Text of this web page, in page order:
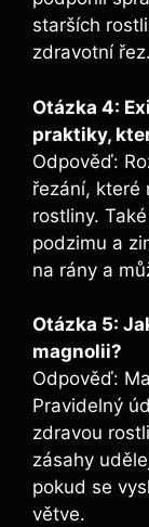
starších
zdravotní řez.
Otázka ⁤4:
praktiky,
Odpověď:
řezání, které
rostliny.
podzimu ⁤a⁢
na rány a
Otázka 5:⁢
magnolii?
Odpověď:
Pravidelný
zdravou
⁢zásahy
pokud se
větve.